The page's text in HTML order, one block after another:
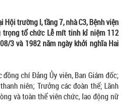
trường I, tầng 7, nhà C3, Bệnh viện
tổ chức Lễ mít tinh kỉ niệm 112
3 và 1982 năm ngày khởi nghĩa Hai
chí Đảng Ủy viên, Ban Giám đốc;
niên; Trưởng các đoàn thể; Lãnh
và toàn thể viên chức, lao động nữ